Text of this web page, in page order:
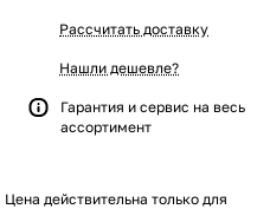
Рассчитать доставку
Нашли дешевле?
Гарантия и сервис на весь
ассортимент
Цена действительна только для